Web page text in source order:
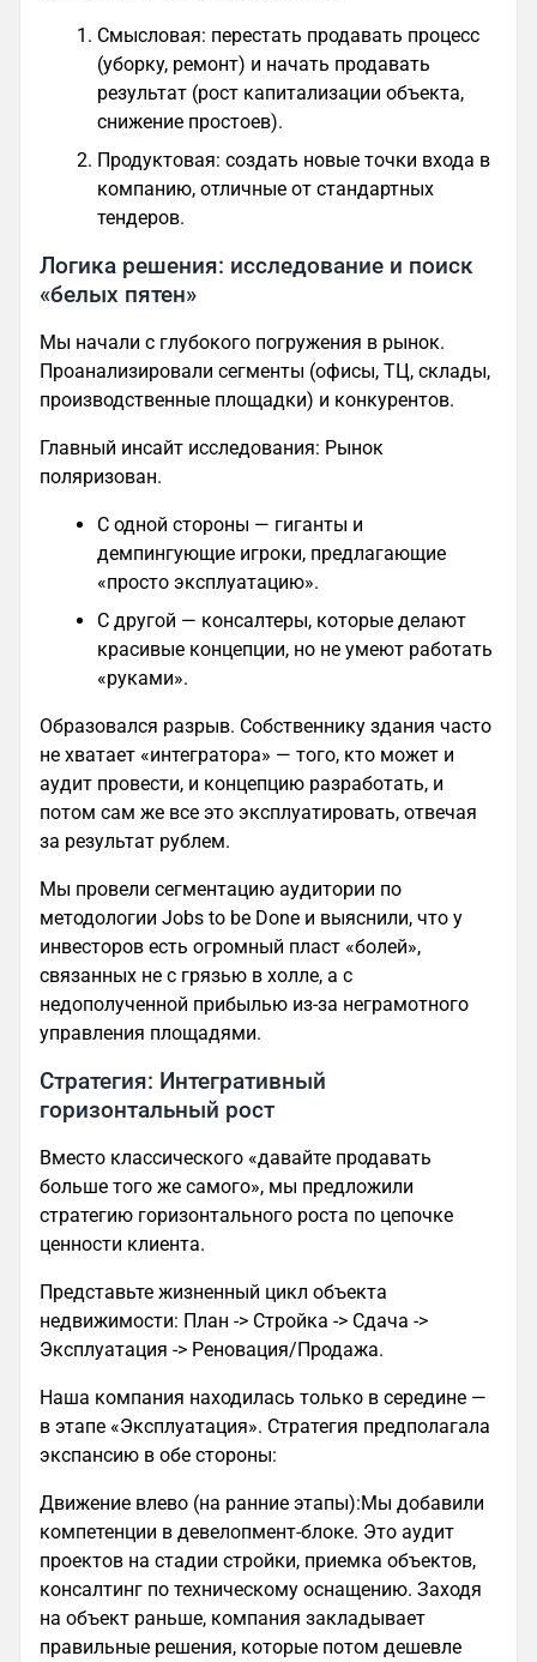
Смысловая: перестать продавать процесс
(уборку, ремонт) и начать продавать
результат (рост капитализации объекта,
снижение простоев).
Продуктовая: создать новые точки входа в
компанию, отличные от стандартных
тендеров.
Логика решения: исследование и поиск
«белых пятен»
Мы начали с глубокого погружения в рынок.
Проанализировали сегменты (офисы, ТЦ, склады,
производственные площадки) и конкурентов.
Главный инсайт исследования: Рынок
поляризован.
С одной стороны — гиганты и
демпингующие игроки, предлагающие
«просто эксплуатацию».
С другой — консалтеры, которые делают
красивые концепции, но не умеют работать
«руками».
Образовался разрыв. Собственнику здания часто
не хватает «интегратора» — того, кто может и
аудит провести, и концепцию разработать, и
потом сам же все это эксплуатировать, отвечая
за результат рублем.
Мы провели сегментацию аудитории по
методологии Jobs to be Done и выяснили, что у
инвесторов есть огромный пласт «болей»,
связанных не с грязью в холле, а с
недополученной прибылью из-за неграмотного
управления площадями.
Стратегия: Интегративный
горизонтальный рост
Вместо классического «давайте продавать
больше того же самого», мы предложили
стратегию горизонтального роста по цепочке
ценности клиента.
Представьте жизненный цикл объекта
недвижимости: План -> Стройка -> Сдача ->
Эксплуатация -> Реновация/Продажа.
Наша компания находилась только в середине —
в этапе «Эксплуатация». Стратегия предполагала
экспансию в обе стороны:
Движение влево (на ранние этапы):Мы добавили
компетенции в девелопмент-блоке. Это аудит
проектов на стадии стройки, приемка объектов,
консалтинг по техническому оснащению. Заходя
на объект раньше, компания закладывает
правильные решения, которые потом дешевле